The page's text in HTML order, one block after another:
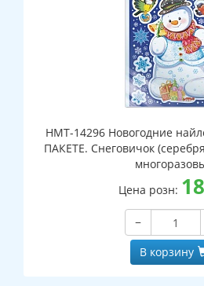
НМТ-14296 Новогодние
ПАКЕТЕ. Снеговичок
Цена розн:
−
В корзину